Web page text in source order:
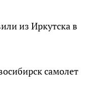
из Иркутска в
самолет